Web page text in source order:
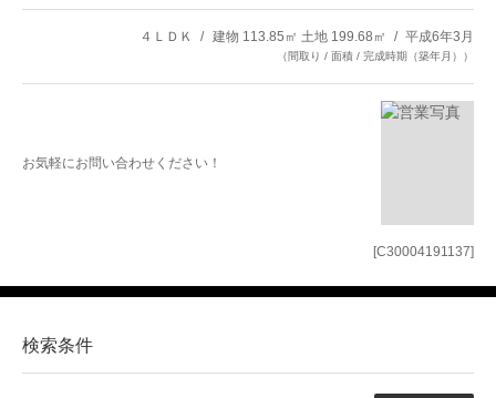
[C30004191137]
４ＬＤＫ 建物 113.85㎡ 土地 199.68㎡ 平成6年3月
（間取り / 面積 / 完成時期（築年月））
お気軽にお問い合わせください！
検索条件